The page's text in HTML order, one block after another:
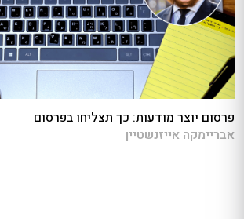
פרסום יוצר מודעות: כך תצליחו בפרסום
אבריימקה אייזנשטיין